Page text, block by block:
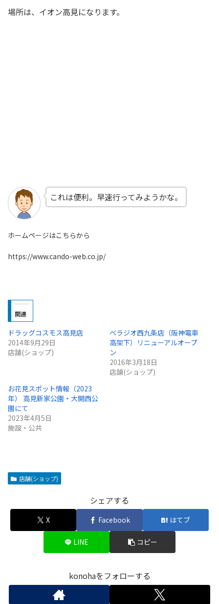
場所は、イオン高見になります。
これは便利。早速行ってみようかな。
ホームページはこちらから
https://www.cando-web.co.jp/
関連
ドラッグコスモス高見店
2014年9月29日
店舗(ショップ)
ベラジオ西九条店（阪神電車
高架下）リニューアルオープ
ン
2016年3月18日
店舗(ショップ)
お花見スポット情報（2023
年） 高見新家公園・大開西公
園にて
2023年4月5日
施設・公共
店舗(ショップ)
シェアする
X Facebook はてブ
LINE コピー
konohaをフォローする